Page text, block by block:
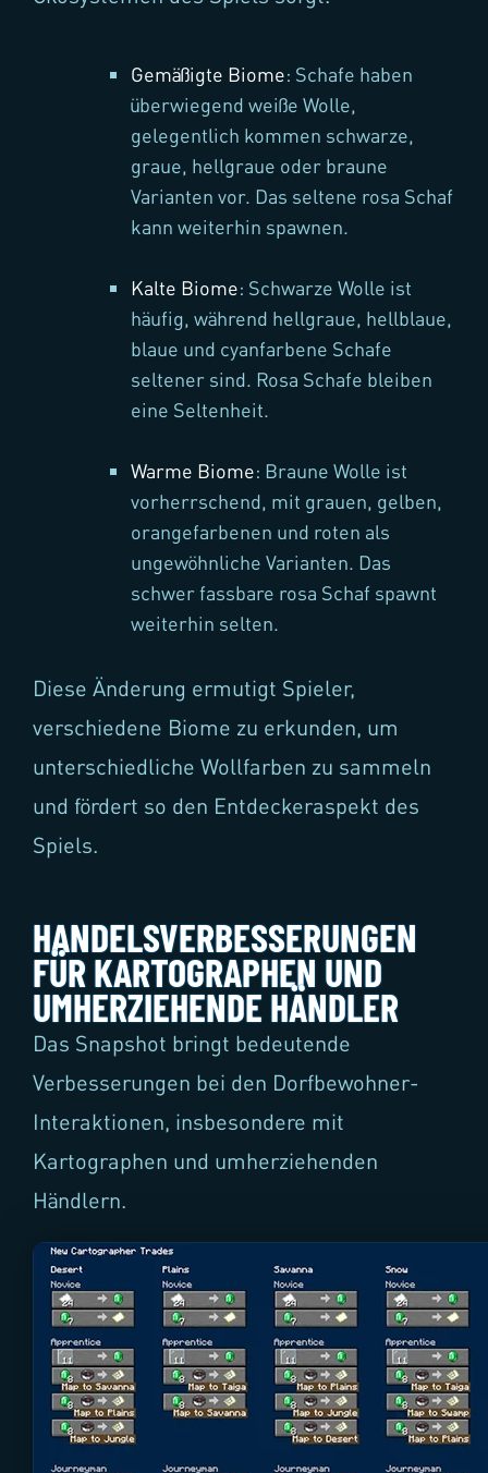
Gemäßigte Biome: Schafe haben
überwiegend weiße Wolle,
gelegentlich kommen schwarze,
graue, hellgraue oder braune
Varianten vor. Das seltene rosa Schaf
kann weiterhin spawnen.
Kalte Biome: Schwarze Wolle ist
häufig, während hellgraue, hellblaue,
blaue und cyanfarbene Schafe
seltener sind. Rosa Schafe bleiben
eine Seltenheit.
Warme Biome: Braune Wolle ist
vorherrschend, mit grauen, gelben,
orangefarbenen und roten als
ungewöhnliche Varianten. Das
schwer fassbare rosa Schaf spawnt
weiterhin selten.
Diese Änderung ermutigt Spieler,
verschiedene Biome zu erkunden, um
unterschiedliche Wollfarben zu sammeln
und fördert so den Entdeckeraspekt des
Spiels.
HANDELSVERBESSERUNGEN
FÜR KARTOGRAPHEN UND
UMHERZIEHENDE HÄNDLER
Das Snapshot bringt bedeutende
Verbesserungen bei den Dorfbewohner-
Interaktionen, insbesondere mit
Kartographen und umherziehenden
Händlern.